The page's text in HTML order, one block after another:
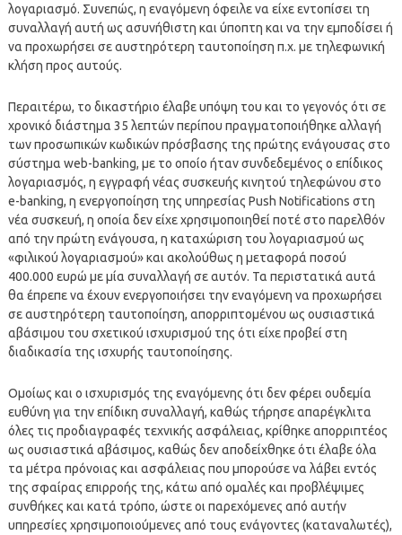
λογαριασμό. Συνεπώς, η εναγόμενη όφειλε να είχε εντοπίσει τη
συναλλαγή αυτή ως ασυνήθιστη και ύποπτη και να την εμποδίσει ή
να προχωρήσει σε αυστηρότερη ταυτοποίηση π.χ. με τηλεφωνική
κλήση προς αυτούς.
Περαιτέρω, το δικαστήριο έλαβε υπόψη του και το γεγονός ότι σε
χρονικό διάστημα 35 λεπτών περίπου πραγματοποιήθηκε αλλαγή
των προσωπικών κωδικών πρόσβασης της πρώτης ενάγουσας στο
σύστημα web-banking, με το οποίο ήταν συνδεδεμένος ο επίδικος
λογαριασμός, η εγγραφή νέας συσκευής κινητού τηλεφώνου στο
e-banking, η ενεργοποίηση της υπηρεσίας Push Notifications στη
νέα συσκευή, η οποία δεν είχε χρησιμοποιηθεί ποτέ στο παρελθόν
από την πρώτη ενάγουσα, η καταχώριση του λογαριασμού ως
«φιλικού λογαριασμού» και ακολούθως η μεταφορά ποσού
400.000 ευρώ με μία συναλλαγή σε αυτόν. Τα περιστατικά αυτά
θα έπρεπε να έχουν ενεργοποιήσει την εναγόμενη να προχωρήσει
σε αυστηρότερη ταυτοποίηση, απορριπτομένου ως ουσιαστικά
αβάσιμου του σχετικού ισχυρισμού της ότι είχε προβεί στη
διαδικασία της ισχυρής ταυτοποίησης.
Ομοίως και ο ισχυρισμός της εναγόμενης ότι δεν φέρει ουδεμία
ευθύνη για την επίδικη συναλλαγή, καθώς τήρησε απαρέγκλιτα
όλες τις προδιαγραφές τεχνικής ασφάλειας, κρίθηκε απορριπτέος
ως ουσιαστικά αβάσιμος, καθώς δεν αποδείχθηκε ότι έλαβε όλα
τα μέτρα πρόνοιας και ασφάλειας που μπορούσε να λάβει εντός
της σφαίρας επιρροής της, κάτω από ομαλές και προβλέψιμες
συνθήκες και κατά τρόπο, ώστε οι παρεχόμενες από αυτήν
υπηρεσίες χρησιμοποιούμενες από τους ενάγοντες (καταναλωτές),